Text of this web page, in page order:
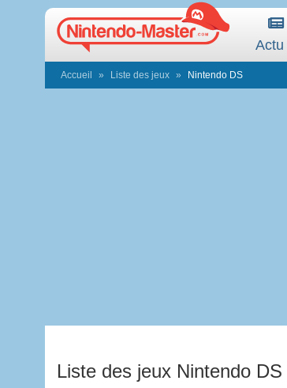
Actu
Accueil Liste des jeux Nintendo DS
Liste des jeux Nintendo DS